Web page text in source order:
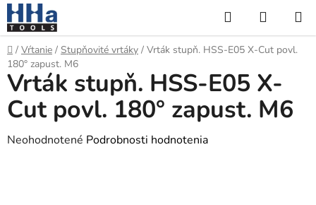
Prejsť
na
obsah
Hľadať
KOŠÍK
Domov
/ Vŕtanie / Stupňovité vrtáky / Vrták stupň. HSS-E05 X-Cut povl.
180° zapust. M6
Vrták stupň. HSS-E05 X-
Cut povl. 180° zapust. M6
Priemerné
Neohodnotené Podrobnosti hodnotenia